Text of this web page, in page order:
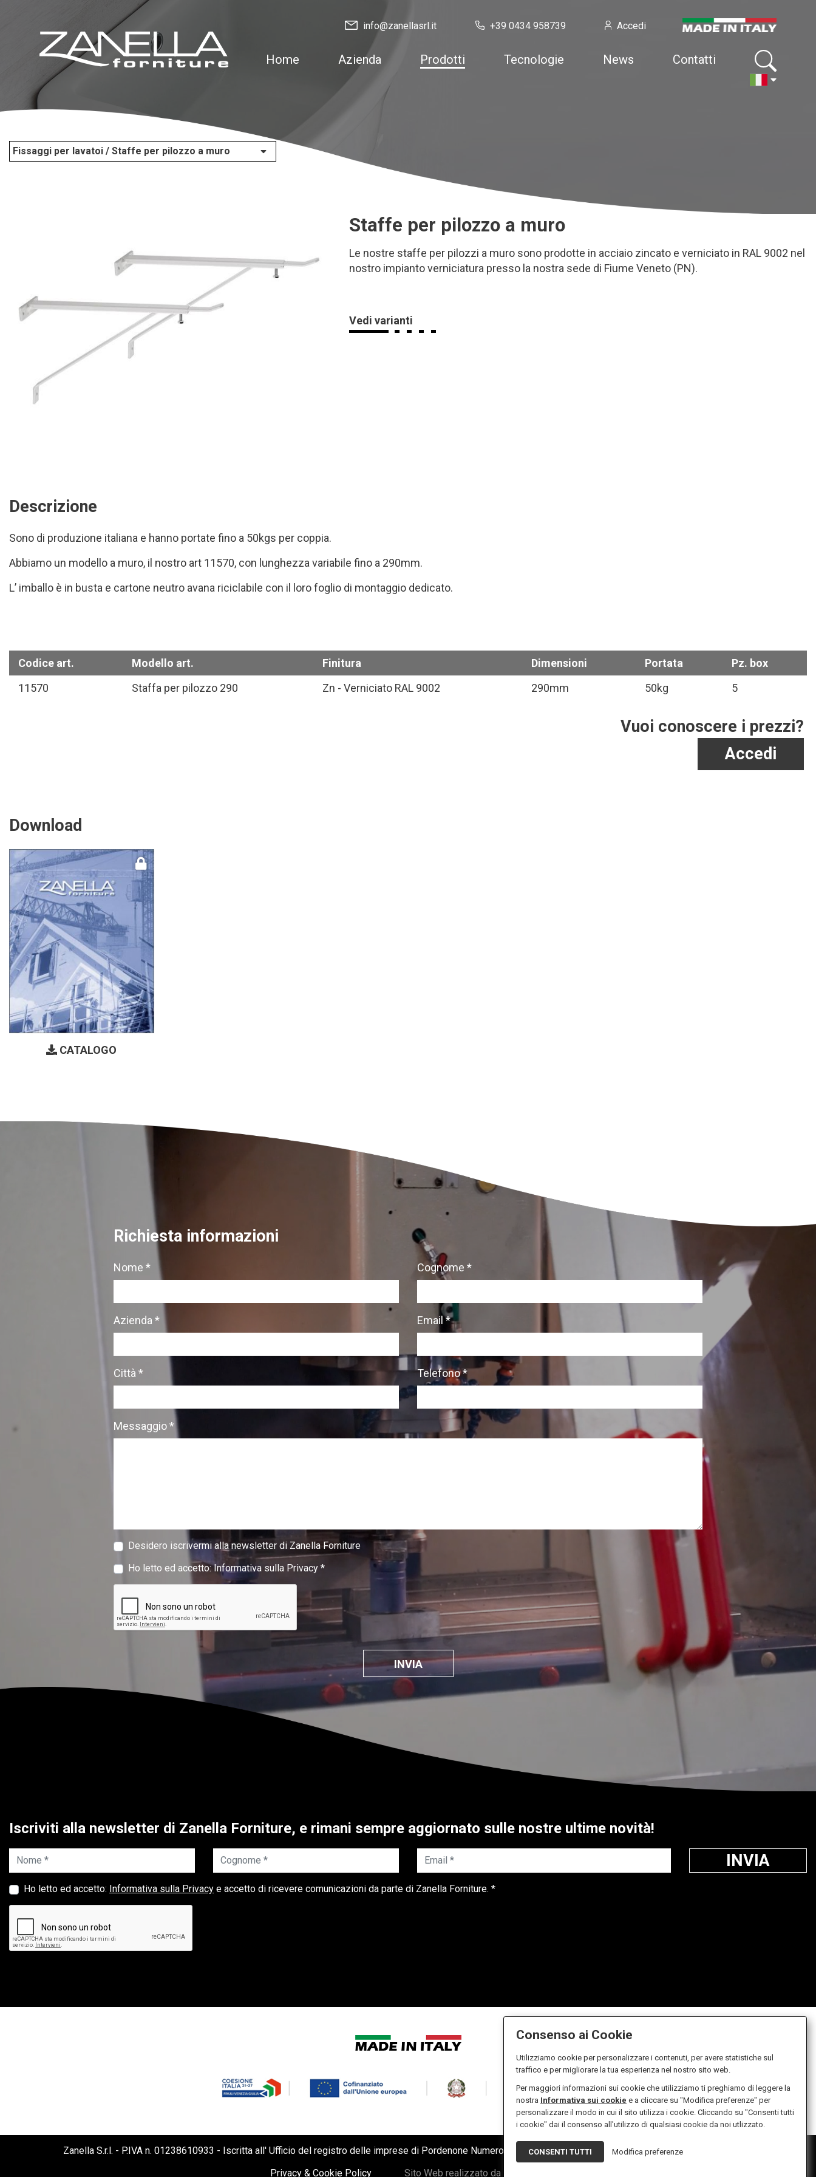
info@zanellasrl.it +39 0434 958739 Accedi
Home Azienda Prodotti Tecnologie News Contatti
Fissaggi per lavatoi / Staffe per pilozzo a muro
Staffe per pilozzo a muro
Le nostre staffe per pilozzi a muro sono prodotte in acciaio zincato e verniciato in RAL 9002 nel
nostro impianto verniciatura presso la nostra sede di Fiume Veneto (PN).
Vedi varianti
Descrizione
Sono di produzione italiana e hanno portate fino a 50kgs per coppia.
Abbiamo un modello a muro, il nostro art 11570, con lunghezza variabile fino a 290mm.
L’ imballo è in busta e cartone neutro avana riciclabile con il loro foglio di montaggio dedicato.
Codice art. Modello art. Finitura Dimensioni Portata
Pz. box
11570
Staffa per pilozzo 290 Zn - Verniciato RAL 9002 290mm 50kg 5
Vuoi conoscere i prezzi?
Accedi
Download
CATALOGO
Richiesta informazioni
Nome * Cognome *
Azienda * Email *
Città * Telefono *
Messaggio *
Desidero iscrivermi alla newsletter di Zanella Forniture
Ho letto ed accetto:Informativa sulla Privacy *
INVIA
Iscriviti alla newsletter di Zanella Forniture, e rimani sempre aggiornato sulle nostre ultime novità!
Nome * Cognome * Email *
Ho letto ed accetto: Informativa sulla Privacy e accetto di ricevere comunicazioni da parte di Zanella Forniture. *
Zanella S.r.l. - P.IVA n. 01238610933 - Iscritta all' Ufficio del registro delle imprese di Pordenone Numero 01238610933 - Capitale sociale versato in euro 10.400,00
Privacy & Cookie Policy
Sito Web realizzato da W3design
Consenso ai Cookie
Utilizziamo cookie per personalizzare i contenuti, per avere statistiche sul
traffico e per migliorare la tua esperienza nel nostro sito web.
Per maggiori informazioni sui cookie che utilizziamo ti preghiamo di leggere la
nostra Informativa sui cookie e a cliccare su "Modifica preferenze" per
personalizzare il modo in cui il sito utilizza i cookie. Cliccando su "Consenti tutti
i cookie" dai il consenso all'utilizzo di qualsiasi cookie da noi utlizzato.
CONSENTI TUTTI Modifica preferenze